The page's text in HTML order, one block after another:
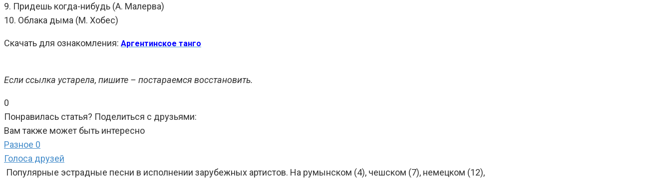
9. Придешь когда-нибудь (А. Малерва)
10. Облака дыма (М. Хобес)
Скачать для ознакомления: Аргентинское танго
Если ссылка устарела, пишите – постараемся восстановить.
0
Понравилась статья? Поделиться с друзьями:
Вам также может быть интересно
Разное 0
Голоса друзей
Популярные эстрадные песни в исполнении зарубежных артистов. На румынском (4), чешском (7), немецком (12),